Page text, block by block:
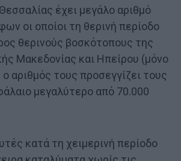
έχει μεγάλο αριθμό
οι οποίοι τη θερινή περίοδο
θερινούς βοσκότοπους της
Μακεδονίας και Ηπείρου (μόνο
αριθμός τους προσεγγίζει τους
μεγαλύτερο από 70.000
κατά τη χειμερινή περίοδο